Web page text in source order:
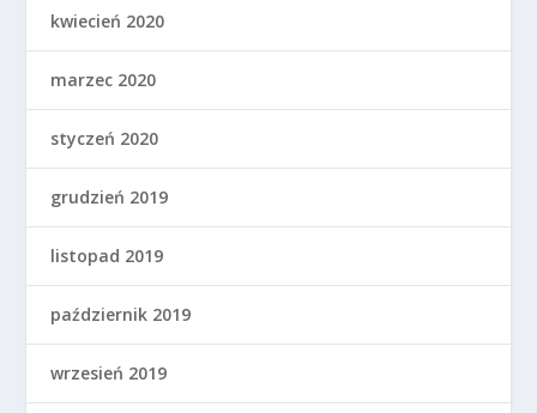
kwiecień 2020
marzec 2020
styczeń 2020
grudzień 2019
listopad 2019
październik 2019
wrzesień 2019